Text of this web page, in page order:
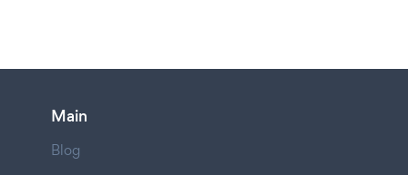
Main
Blog